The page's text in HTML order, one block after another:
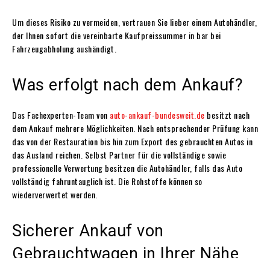
Um dieses Risiko zu vermeiden, vertrauen Sie lieber einem Autohändler,
der Ihnen sofort die vereinbarte Kaufpreissummer in bar bei
Fahrzeugabholung aushändigt.
Was erfolgt nach dem Ankauf?
Das Fachexperten-Team von auto-ankauf-bundesweit.de besitzt nach
dem Ankauf mehrere Möglichkeiten. Nach entsprechender Prüfung kann
das von der Restauration bis hin zum Export des gebrauchten Autos in
das Ausland reichen. Selbst Partner für die vollständige sowie
professionelle Verwertung besitzen dieAutohändler, falls das Auto
vollständig fahruntauglich ist. Die Rohstoffe können so
wiederverwertet werden.
Sicherer Ankauf von
Gebrauchtwagen in Ihrer Nähe